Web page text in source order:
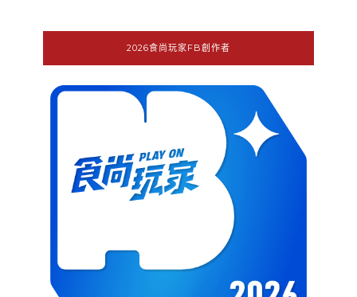
2026食尚玩家FB創作者